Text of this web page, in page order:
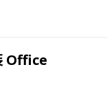
Office